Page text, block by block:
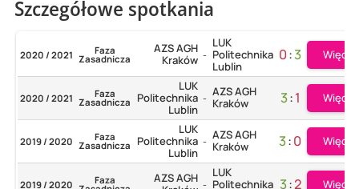
Szczegółowe spotkania
2020 / 2021 Faza
Zasadnicza
AZS AGH
Kraków -
LUK
Politechnika
Lublin
0:3 Więcej
2020 / 2021 Faza
Zasadnicza
LUK
Politechnika
Lublin
- AZS AGH
Kraków
3:1 Więcej
2019 / 2020 Faza
Zasadnicza
LUK
Politechnika
Lublin
- AZS AGH
Kraków
3:0 Więcej
2019 / 2020 Faza
AZS AGH -
LUK
Politechnika 3:2 Więcej